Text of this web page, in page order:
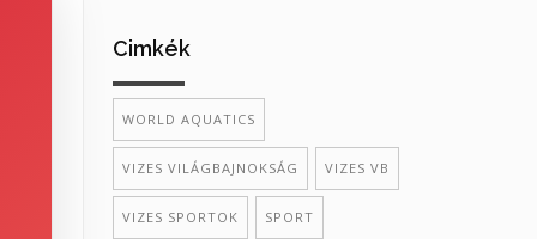
Cimkék
WORLD AQUATICS
VIZES VILÁGBAJNOKSÁG VIZES VB
VIZES SPORTOK SPORT